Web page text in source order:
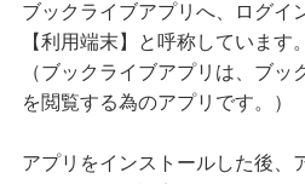
ブックライブアプリへ、ログイ
【利用端末】と呼称しています。
（ブックライブアプリは、ブ
を閲覧する為のアプリです。）
アプリをインストールした後、